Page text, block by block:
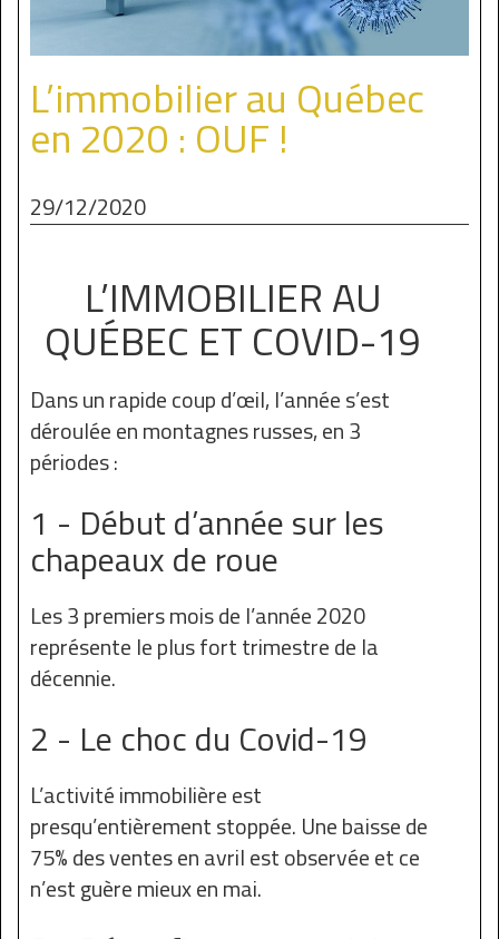
L’immobilier au Québec
en 2020 : OUF !
29/12/2020
L’IMMOBILIER AU
QUÉBEC ET COVID-19
Dans un rapide coup d’œil, l’année s’est
déroulée en montagnes russes, en 3
périodes :
1 - Début d’année sur les
chapeaux de roue
Les 3 premiers mois de l’année 2020
représente le plus fort trimestre de la
décennie.
2 - Le choc du Covid-19
L’activité immobilière est
presqu’entièrement stoppée. Une baisse de
75% des ventes en avril est observée et ce
n’est guère mieux en mai.